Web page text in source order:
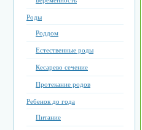
Роды
Роддом
Естественные роды
Кесарево сечение
Протекание родов
Ребенок до года
Питание